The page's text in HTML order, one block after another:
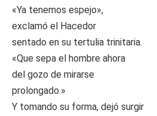
«Ya tenemos espejo»,
exclamó el Hacedor
sentado en su tertulia trinitaria.
«Que sepa el hombre ahora
del gozo de mirarse
prolongado.»
Y tomando su forma, dejó surgir